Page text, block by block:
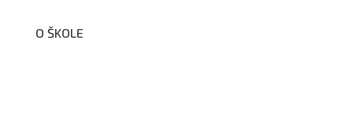
O ŠKOLE